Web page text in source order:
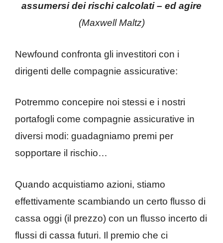
assumersi dei rischi calcolati – ed agire
(Maxwell Maltz)
Newfound confronta gli investitori con i
dirigenti delle compagnie assicurative:
Potremmo concepire noi stessi e i nostri
portafogli come compagnie assicurative in
diversi modi: guadagniamo premi per
sopportare il rischio…
Quando acquistiamo azioni, stiamo
effettivamente scambiando un certo flusso di
cassa oggi (il prezzo) con un flusso incerto di
flussi di cassa futuri. Il premio che ci